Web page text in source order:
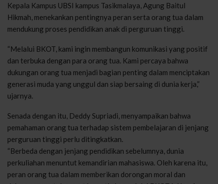
Kepala Kampus UBSI kampus Tasikmalaya, Agung Baitul
Hikmah, menekankan pentingnya peran serta orang tua dalam
mendukung proses pendidikan anak di perguruan tinggi.
“Melalui BKOT, kami ingin membangun komunikasi yang positif
dan terbuka dengan para orang tua. Kami percaya bahwa
dukungan orang tua menjadi bagian penting dalam menciptakan
generasi muda yang unggul dan siap bersaing di dunia kerja,”
ujarnya.
Senada dengan itu, Deddy Supriadi, menyampaikan bahwa
pemahaman orang tua terhadap sistem pembelajaran di jenjang
perguruan tinggi perlu ditingkatkan.
“Berbeda dengan jenjang pendidikan sebelumnya, dunia
perkuliahan menuntut kemandirian mahasiswa. Oleh karena itu,
peran orang tua dalam memberikan dorongan moral dan